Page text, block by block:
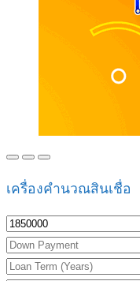
เครื่องคำนวณสินเชื่อ